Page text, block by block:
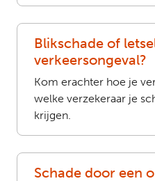
Blikschade of
verkeersongeval?
Kom erachter hoe je
welke verzekeraar je
krijgen.
Schade door een